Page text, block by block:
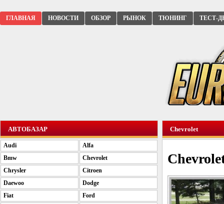
ГЛАВНАЯ НОВОСТИ ОБЗОР РЫНОК ТЮНИНГ ТЕСТ-
Chevrolet
АВТОБАЗАР
Audi
Alfa
Bmw
Chevrolet
Chrysler
Citroen
Daewoo
Dodge
Fiat
Ford